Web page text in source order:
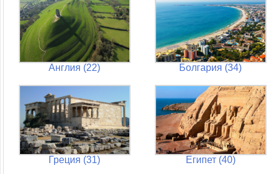
Англия (22) Болгария (34)
Греция (31) Египет (40)